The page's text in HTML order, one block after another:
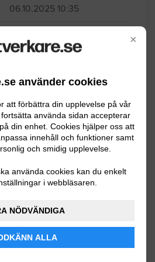
×
använder cookies
att förbättra din upplevelse på vår
använda sidan accepterar
din enhet. Cookies hjälper oss att
innehåll och funktioner samt
och smidig upplevelse.
använda cookies kan du enkelt
i webbläsaren.
NÖDVÄNDIGA
ALLA
06.10.2025 10:35
kök halvöppen
golvet är slipbart. Vi
så det är en hel del
slitytor på golvet.
05.19.2025 16:47
med att slipa och lacka